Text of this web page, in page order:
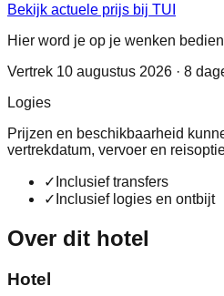
Bekijk actuele prijs bij TUI
Hier word je op je wenken
Vertrek 10 augustus 2026 · 8
Logies
Prijzen en beschikbaarheid
vertrekdatum, vervoer en
✓ Inclusief transfers
✓ Inclusief logies en ontbijt
Over dit hotel
Hotel